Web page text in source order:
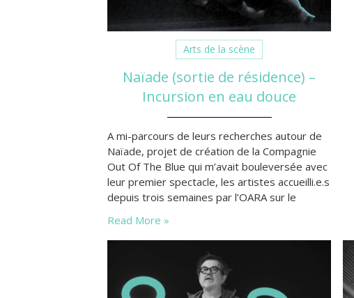
Arts de la scène
Naïade (sortie de résidence) –
Incursion en eau douce
A mi-parcours de leurs recherches autour de
Naïade, projet de création de la Compagnie
Out Of The Blue qui m’avait bouleversée avec
leur premier spectacle, les artistes accueilli.e.s
depuis trois semaines par l’OARA sur le
la sortie de résidence le 10 octobre dernier.
Un rendez-vous qui a embarqué les foules
Read More »